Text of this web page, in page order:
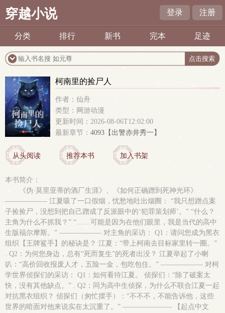
穿越小说 登录 注册
分类 排行 新书 完本 足迹
柯南里的捡尸人
作者：仙舟
类型：网游动漫
更新时间：2026-08-06T12:02:00
最新章节： 4093【出警赤井秀一】
从头阅读 推荐本书 加入书架
本书简介：
《伪·莫里亚蒂的酒厂生涯》、《如何正确蹭到死神光环》
—————— 江夏吸了一口假烟，忧愁地吐出烟圈： “我只想蹭点案
子捡捡尸，没想到把自己蹭成了反派眼中的‘犯罪策划师’。” “什么？
主角为什么不抓我？” “……可能是因为在他们眼里，我是当代的高中
生版福尔摩斯。” —————— 对主角的采访： Q1：请问您成为黑衣
组织【王牌鲨手】的秘诀是？ 江夏：“带上柯南去目标家里转一圈。”
. Q2：为何您身边，总有“死而复生”的死者出没？ 江夏举起了小喇
叭：“高价回收报废人才，五险一金，包吃包住。” —————— 对柯
学世界侦探们的采访： Q1：如何看待江夏。 侦探们：“除了破案太
快，没有其他缺点。” . Q2：同为高中生侦探，为什么不联合江夏一起
对抗黑衣组织？ 侦探们（匆忙摆手）：“不不不，不能告诉他，这些
世界的暗面对他来说实在太沉重了。” ——————— 【起点中文